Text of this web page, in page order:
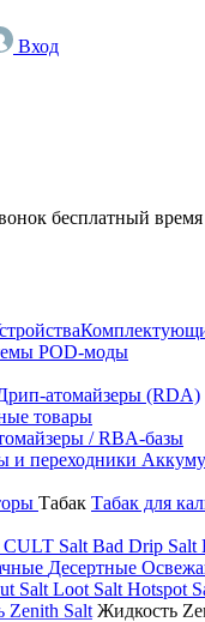
Вход
бесплатный
POD-моды
атомайзеры (RDA)
товары
/ RBA-базы
и переходники
Табак Табак для
CULT Salt Bad Drip Salt
Десертные
Salt Loot Salt Hotspot
Zenith Salt Жидкость